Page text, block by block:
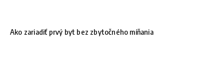
Ako zariadiť prvý byt bez zbytočného míňania